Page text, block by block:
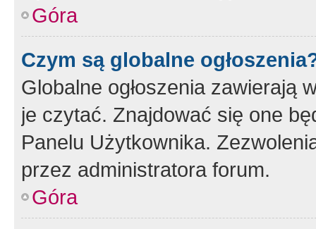
Góra
Czym są globalne
Globalne ogłoszenia zawierają
je czytać. Znajdować się one
Panelu Użytkownika.
przez administratora forum.
Góra